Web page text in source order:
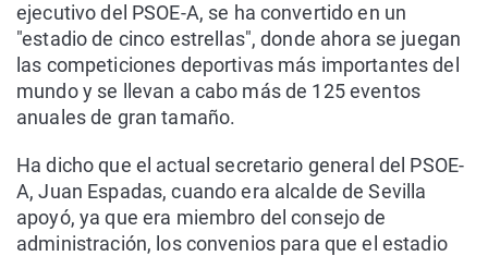
ejecutivo del PSOE-A, se ha convertido en un
"estadio de cinco estrellas", donde ahora se juegan
las competiciones deportivas más importantes del
mundo y se llevan a cabo más de 125 eventos
anuales de gran tamaño.
Ha dicho que el actual secretario general del PSOE-
A, Juan Espadas, cuando era alcalde de Sevilla
apoyó, ya que era miembro del consejo de
administración, los convenios para que el estadio